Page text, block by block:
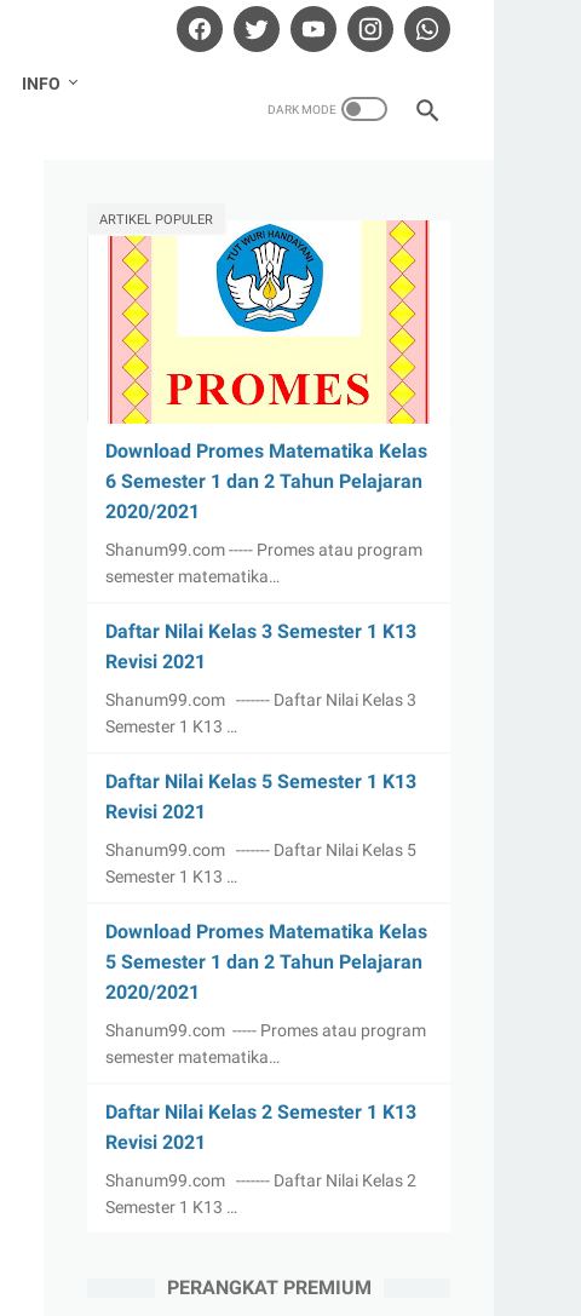
INFO
ARTIKEL POPULER
Download Promes Matematika Kelas
6 Semester 1 dan 2 Tahun Pelajaran
2020/2021
Shanum99.com ----- Promes atau program
semester matematika…
Daftar Nilai Kelas 3 Semester 1 K13
Revisi 2021
Shanum99.com ------- Daftar Nilai Kelas 3
Semester 1 K13 …
Daftar Nilai Kelas 5 Semester 1 K13
Revisi 2021
Shanum99.com ------- Daftar Nilai Kelas 5
Semester 1 K13 …
Download Promes Matematika Kelas
5 Semester 1 dan 2 Tahun Pelajaran
2020/2021
Shanum99.com ----- Promes atau program
semester matematika…
Daftar Nilai Kelas 2 Semester 1 K13
Revisi 2021
Shanum99.com ------- Daftar Nilai Kelas 2
Semester 1 K13 …
PERANGKAT PREMIUM